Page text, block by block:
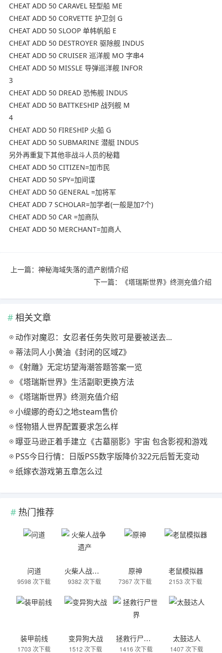
CHEAT ADD 50 CARAVEL 轻型船 ME
CHEAT ADD 50 CORVETTE 护卫剑 G
CHEAT ADD 50 SLOOP 单帏帆船 E
CHEAT ADD 50 DESTROYER 驱除舰 INDUS
CHEAT ADD 50 CRUISER 巡洋舰 MO 字串4
CHEAT ADD 50 MISSLE 导弹巡洋舰 INFOR
3
CHEAT ADD 50 DREAD 恐怖舰 INDUS
CHEAT ADD 50 BATTKESHIP 战列舰 M
4
CHEAT ADD 50 FIRESHIP 火船 G
CHEAT ADD 50 SUBMARINE 潜艇 INDUS
另外再重复下其他非战斗人员的秘籍
CHEAT ADD 50 CITIZEN=加市民
CHEAT ADD 50 SPY=加间谍
CHEAT ADD 50 GENERAL =加将军
CHEAT ADD 7 SCHOLAR=加学者(一般是加7个)
CHEAT ADD 50 CAR =加商队
CHEAT ADD 50 MERCHANT=加商人
上一篇： 神秘海域失落的遗产剧情介绍
下一篇：
《塔瑞斯世界》终测充值介绍
相关文章
动作对魔忍：女忍者任务失败可是要被送去...
蒂法同人小黄油《封闭的区域Z》
《射雕》无定坊望海潮答题答案一览
《塔瑞斯世界》生活副职更换方法
《塔瑞斯世界》终测充值介绍
小缇娜的奇幻之地steam售价
怪物猎人世界配置要求怎么样
曝亚马逊正着手建立《古墓丽影》宇宙 包含影视和游戏
PS5今日行情：日版PS5数字版降价322元后暂无变动
纸嫁衣游戏第五章怎么过
热门推荐
问道
9598 次下载
火柴人战争遗产
9382 次下载
原神
7367 次下载
老鼠模拟器
2153 次下载
装甲前线
1703 次下载
变异狗大战
1512 次下载
拯救行尸世界
1416 次下载
太鼓达人
1407 次下载